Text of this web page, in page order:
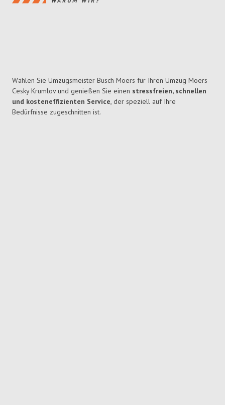
Wählen Sie Umzugsmeister Busch Moers für Ihren Umzug Moers
Cesky Krumlov und genießen Sie einen stressfreien, schnellen
und kosteneffizienten Service, der speziell auf Ihre
Bedürfnisse zugeschnitten ist.